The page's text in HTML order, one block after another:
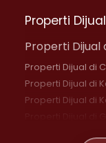
Properti
Properti Dijual
Properti Dijual di
Properti Dijual di
Properti Dijual di